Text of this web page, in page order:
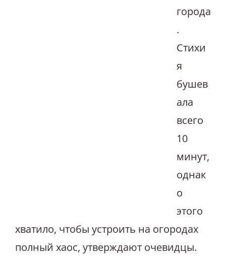
города
.
Стихи
я
бушев
ала
всего
10
минут,
однак
о
этого
хватило, чтобы устроить на огородах
полный хаос, утверждают очевидцы.